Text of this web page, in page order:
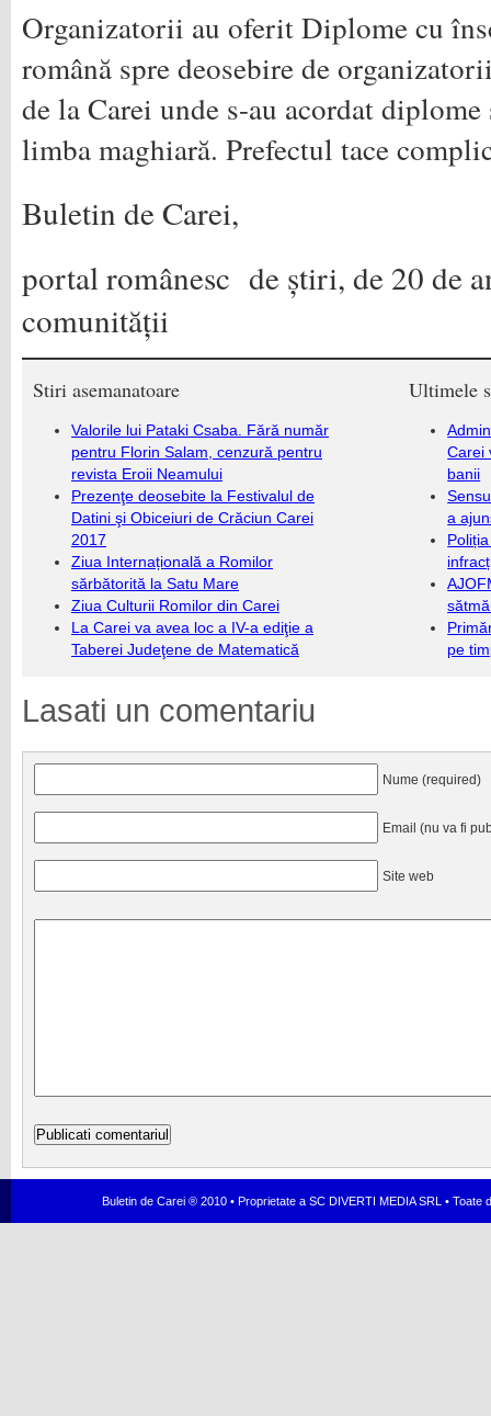
Organizatorii au oferit Diplome cu
română spre deosebire de
de la Carei unde s-au acordat
limba maghiară. Prefectul tace
Buletin de Carei,
portal românesc de știri, de 20 de
comunității
Stiri asemanatoare
Valorile lui Pataki Csaba. Fără număr
pentru Florin Salam, cenzură pentru
revista Eroii Neamului
Prezenţe deosebite la Festivalul de
Datini şi Obiceiuri de Crăciun Carei
2017
Ziua Internațională a Romilor
sărbătorită la Satu Mare
Ziua Culturii Romilor din Carei
La Carei va avea loc a IV-a ediţie a
Taberei Judeţene de Matematică
Ultimele
Carei
banii
a
pe
Lasati un comentariu
Nume (required)
Email (nu va fi
Site web
Buletin de Carei ® 2010 • Proprietate a SC DIVERTI MEDIA SRL •